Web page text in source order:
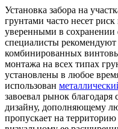
Установка забора на
грунтами часто несет
уверенными в
специалисты рекомендуют
комбинированных
монтажа на всех типах
установлены в любое
использован
завоевал рынок
дизайну, дополняющему
пропускает на территорию